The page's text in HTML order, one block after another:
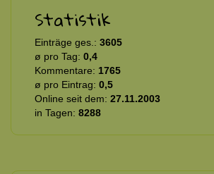
Statistik
Einträge ges.: 3605
ø pro Tag: 0,4
Kommentare: 1765
ø pro Eintrag: 0,5
Online seit dem: 27.11.2003
in Tagen: 8288